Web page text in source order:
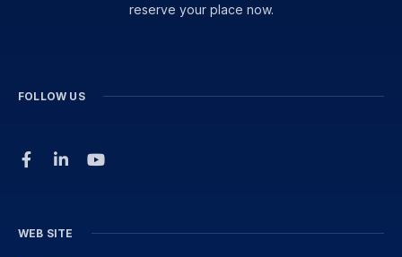
reserve your place now.
FOLLOW US
WEB SITE